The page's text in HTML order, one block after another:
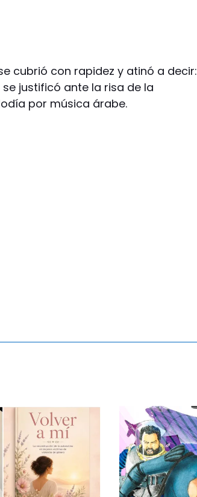
cubrió con rapidez y atinó a decir:
justificó ante la risa de la
por música árabe.